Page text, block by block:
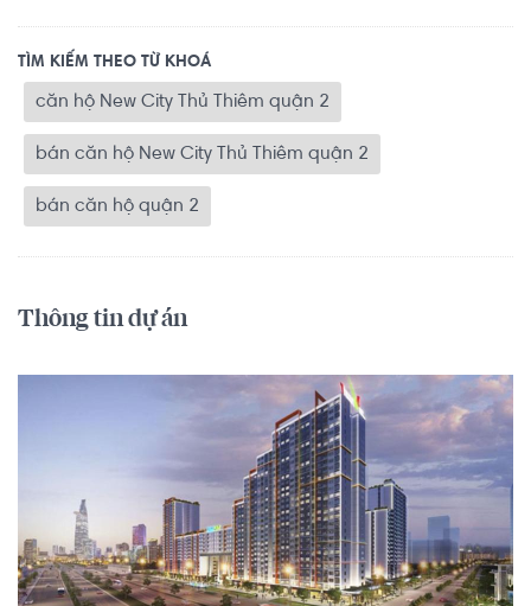
TÌM KIẾM THEO TỪ KHOÁ
căn hộ New City Thủ Thiêm quận 2
bán căn hộ New City Thủ Thiêm quận 2
bán căn hộ quận 2
Thông tin dự án